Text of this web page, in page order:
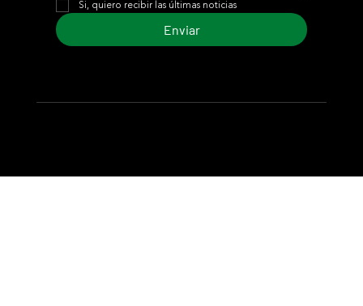
Si, quiero recibir las últimas noticias
Enviar